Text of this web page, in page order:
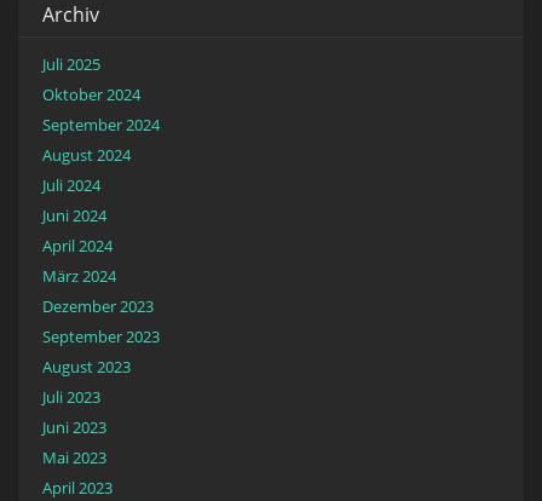
Archiv
Juli 2025
Oktober 2024
September 2024
August 2024
Juli 2024
Juni 2024
April 2024
März 2024
Dezember 2023
September 2023
August 2023
Juli 2023
Juni 2023
Mai 2023
April 2023